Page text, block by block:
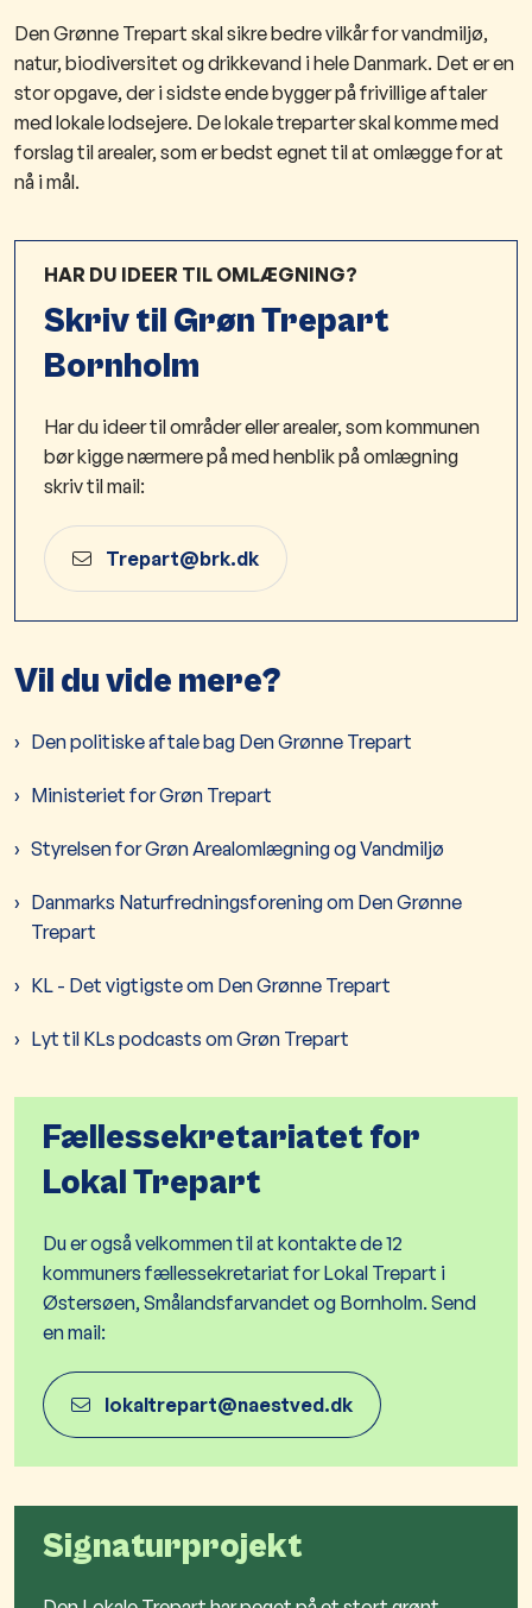
Den Grønne Trepart skal sikre bedre vilkår for vandmiljø,
natur, biodiversitet og drikkevand i hele Danmark. Det er en
stor opgave, der i sidste ende bygger på frivillige aftaler
med lokale lodsejere. De lokale treparter skal komme med
forslag til arealer, som er bedst egnet til at omlægge for at
nå i mål.​
HAR DU IDEER TIL OMLÆGNING?
Skriv til Grøn Trepart
Bornholm
Har du ideer til områder eller arealer, som kommunen
bør kigge nærmere på med henblik på omlægning
skriv til mail:
Trepart@brk.dk​
Vil du vide mere?​
​Den politiske aftale bag Den Grønne Trepart
Ministeriet for Grøn Trepart​
Styrelsen for Grøn Arealomlægning og Vandmiljø​
Danmarks Naturfredningsforening om Den Grønne
Trepart
KL - Det vigtigste om Den Grønne Trepart​
Lyt til KLs podcasts om Grøn Trepart​​
Fællessekretariatet for
Lokal Tr​epart​
Du er også velkommen til at kontakte de 12
kommuners fællessekretariat for Lokal Trepart i
Østersøen, Smålandsfarvandet og Bornholm. Send
en mail:
lokaltrepart@naestved.dk
Signaturprojekt